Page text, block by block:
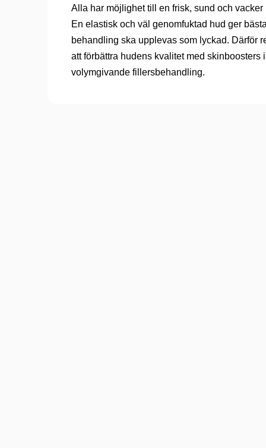
Alla har möjlighet till en frisk, sund och
En elastisk och väl genomfuktad hud ger
behandling ska upplevas som lyckad. Därför
att förbättra hudens kvalitet med skinboosters
volymgivande fillersbehandling.